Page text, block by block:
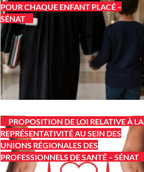
POUR CHAQUE ENFANT PLACÉ –
SÉNAT
PROPOSITION DE LOI RELATIVE À LA
REPRÉSENTATIVITÉ AU SEIN DES
UNIONS RÉGIONALES DES
PROFESSIONNELS DE SANTÉ – SÉNAT